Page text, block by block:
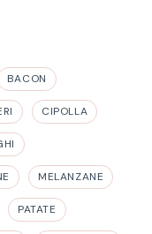
BACON
CIPOLLA
MELANZANE
PATATE